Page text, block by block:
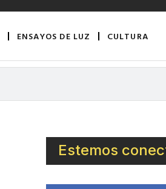
ENSAYOS DE LUZ CULTURA
Estemos